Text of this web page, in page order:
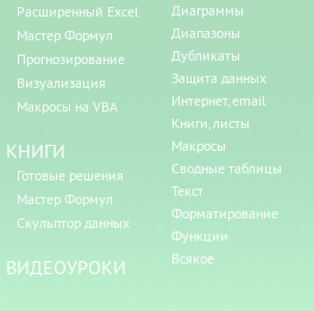
Расширенный Excel
Мастер Формул
Прогнозирование
Визуализация
Макросы на VBA
КНИГИ
Готовые решения
Мастер Формул
Скульптор данных
ВИДЕОУРОКИ
Диаграммы
Диапазоны
Дубликаты
Защита данных
Интернет, email
Книги, листы
Макросы
Сводные таблицы
Текст
Форматирование
Функции
Всякое